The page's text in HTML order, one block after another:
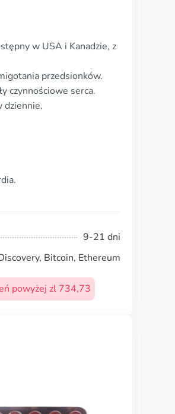
w USA i Kanadzie, z
przedsionków.
czynnościowe serca.
dziennie.
9-21 dni
Bitcoin, Ethereum
powyżej zl 734,73